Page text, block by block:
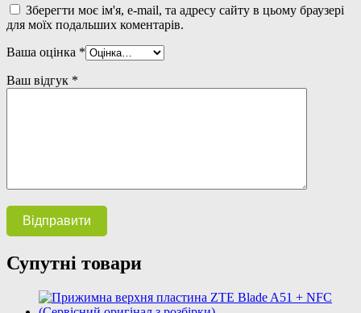
Зберегти моє ім'я, e-mail, та адресу сайту в цьому браузері
для моїх подальших коментарів.
Ваша оцінка *
Ваш відгук *
Супутні товари